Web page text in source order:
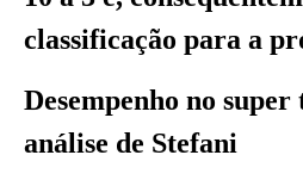
classificação para a
Desempenho no
análise de Stefani